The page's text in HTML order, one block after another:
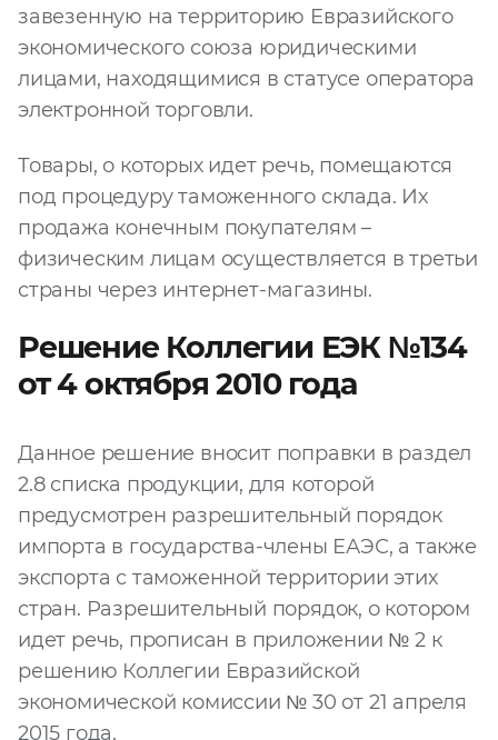
завезенную на территорию Евразийского
экономического союза юридическими
лицами, находящимися в статусе оператора
электронной торговли.
Товары, о которых идет речь, помещаются
под процедуру таможенного склада. Их
продажа конечным покупателям –
физическим лицам осуществляется в третьи
страны через интернет-магазины.
Решение Коллегии ЕЭК №134
от 4 октября 2010 года
Данное решение вносит поправки в раздел
2.8 списка продукции, для которой
предусмотрен разрешительный порядок
импорта в государства-члены ЕАЭС, а также
экспорта с таможенной территории этих
стран. Разрешительный порядок, о котором
идет речь, прописан в приложении № 2 к
решению Коллегии Евразийской
экономической комиссии № 30 от 21 апреля
2015 года.